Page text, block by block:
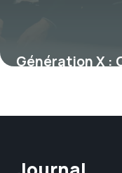
Génération X :